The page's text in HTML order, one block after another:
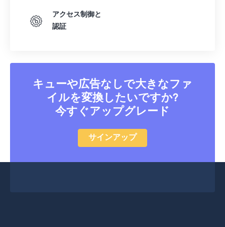
アクセス制御と
認証
キューや広告なしで大きなファ
イルを変換したいですか?
今すぐアップグレード
サインアップ